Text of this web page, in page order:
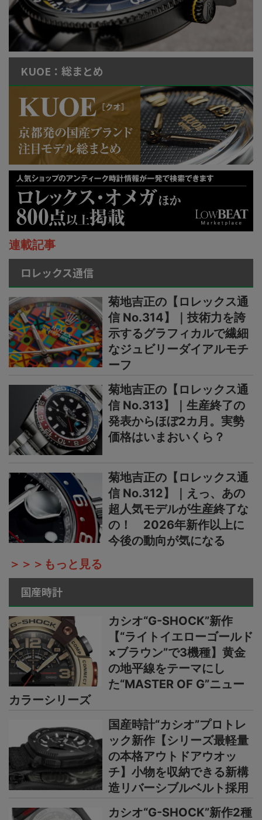
KUOE：総まとめ
連載記事
ロレックス通信
菊地吉正の【ロレックス通
信 No.314】｜技術力を誇
示するグラフィカルで繊細
なジュビリーダイアルモチ
ーフ
菊地吉正の【ロレックス通
信 No.313】｜生産終了の
発表からほぼ2カ月。実勢
価格はいまおいくら？
菊地吉正の【ロレックス通
信 No.312】｜えっ、あの
超人気モデルが生産終了な
の！ 2026年新作以上に
今後の動向が気になる
＞＞＞もっと見る
国産時計
カシオ“G-SHOCK”新作
【“ライトイエローゴールド
×ブラウン”で3機種】黄金
の地平線をテーマにし
た“MASTER OF G”ニュー
カラーシリーズ
国産時計“カシオ”プロトレ
ック新作【シリーズ最軽量
の本格アウトドアウオッ
チ】小物を収納できる新構
造リバーシブルベルト採用
カシオ“G-SHOCK”新作2種